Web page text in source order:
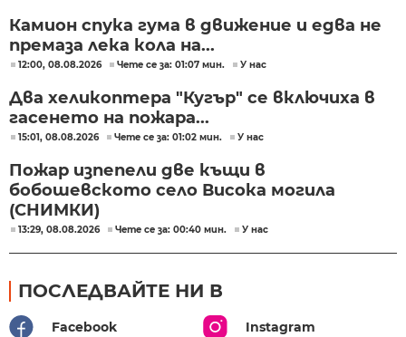
Камион спука гума в движение и едва не
премаза лека кола на...
12:00, 08.08.2026 Чете се за: 01:07 мин. У нас
Два хеликоптера "Кугър" се включиха в
гасенето на пожара...
15:01, 08.08.2026 Чете се за: 01:02 мин. У нас
Пожар изпепели две къщи в
бобошевското село Висока могила
(СНИМКИ)
13:29, 08.08.2026 Чете се за: 00:40 мин. У нас
ПОСЛЕДВАЙТЕ НИ В
Facebook Instagram